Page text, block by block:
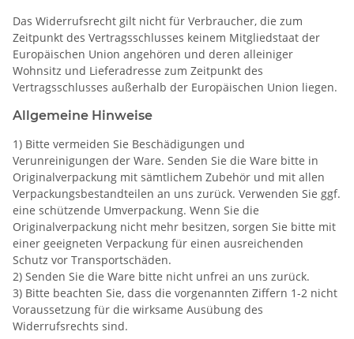
Das Widerrufsrecht gilt nicht für Verbraucher, die zum
Zeitpunkt des Vertragsschlusses keinem Mitgliedstaat der
Europäischen Union angehören und deren alleiniger
Wohnsitz und Lieferadresse zum Zeitpunkt des
Vertragsschlusses außerhalb der Europäischen Union liegen.
Allgemeine Hinweise
1) Bitte vermeiden Sie Beschädigungen und
Verunreinigungen der Ware. Senden Sie die Ware bitte in
Originalverpackung mit sämtlichem Zubehör und mit allen
Verpackungsbestandteilen an uns zurück. Verwenden Sie ggf.
eine schützende Umverpackung. Wenn Sie die
Originalverpackung nicht mehr besitzen, sorgen Sie bitte mit
einer geeigneten Verpackung für einen ausreichenden
Schutz vor Transportschäden.
2) Senden Sie die Ware bitte nicht unfrei an uns zurück.
3) Bitte beachten Sie, dass die vorgenannten Ziffern 1-2 nicht
Voraussetzung für die wirksame Ausübung des
Widerrufsrechts sind.